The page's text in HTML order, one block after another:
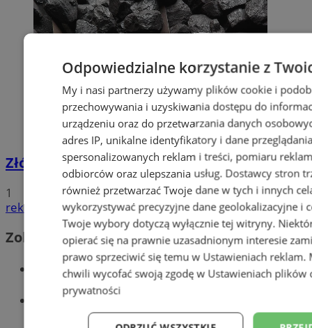
Złóż wniosek o dodatek węglowy
1
reklama
Zobacz również
Wiadomości kryminalne w Wodzisławiu
Wiadomości lokalne
Odpowiedzialne korzystanie z
My i nasi partnerzy używamy plików cookie i
przechowywania i uzyskiwania dostępu do
urządzeniu oraz do przetwarzania danych
adres IP, unikalne identyfikatory i dane
spersonalizowanych reklam i treści, pomiaru
odbiorców oraz ulepszania usług. Dostawcy stron
również przetwarzać Twoje dane w tych i innych
wykorzystywać precyzyjne dane geolokalizacyjne i
Twoje wybory dotyczą wyłącznie tej witryny.
opierać się na prawnie uzasadnionym interesie
prawo sprzeciwić się temu w Ustawieniach reklam.
chwili wycofać swoją zgodę w Ustawieniach plików
prywatności